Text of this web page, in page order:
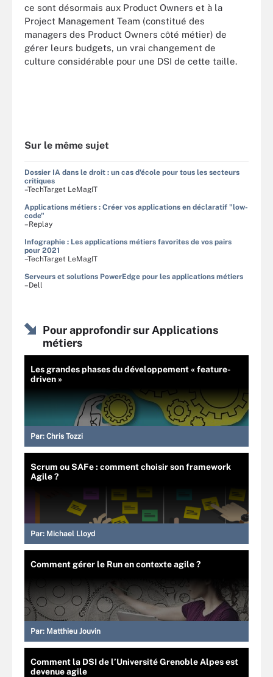
ce sont désormais aux Product Owners et à la
Project Management Team (constitué des
managers des Product Owners côté métier) de
gérer leurs budgets, un vrai changement de
culture considérable pour une DSI de cette taille.
Sur le même sujet
Dossier IA dans le droit : un cas d'école pour tous les secteurs
critiques
–TechTarget LeMagIT
Applications métiers : Créer vos applications en déclaratif "low-
code"
–Replay
Infographie : Les applications métiers favorites de vos pairs
pour 2021
–TechTarget LeMagIT
Serveurs et solutions PowerEdge pour les applications métiers
–Dell
Pour approfondir sur Applications
métiers
Les grandes phases du développement « feature-
driven »
Par: Chris Tozzi
Scrum ou SAFe : comment choisir son framework
Agile ?
Par: Michael Lloyd
Comment gérer le Run en contexte agile ?
Par: Matthieu Jouvin
Comment la DSI de l’Université Grenoble Alpes est
devenue agile